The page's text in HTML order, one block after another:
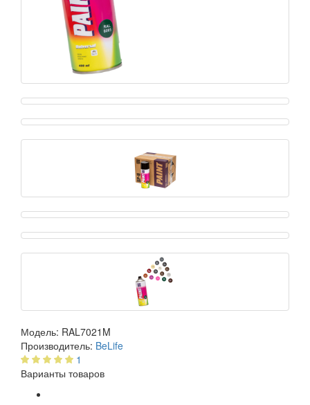
Модель: RAL7021M
Производитель: BeLife
1
Варианты товаров